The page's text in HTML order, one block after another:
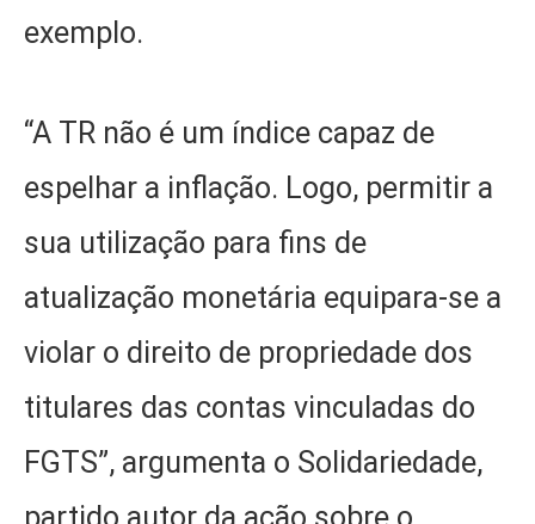
exemplo.
“A TR não é um índice capaz de
espelhar a inflação. Logo, permitir a
sua utilização para fins de
atualização monetária equipara-se a
violar o direito de propriedade dos
titulares das contas vinculadas do
FGTS”, argumenta o Solidariedade,